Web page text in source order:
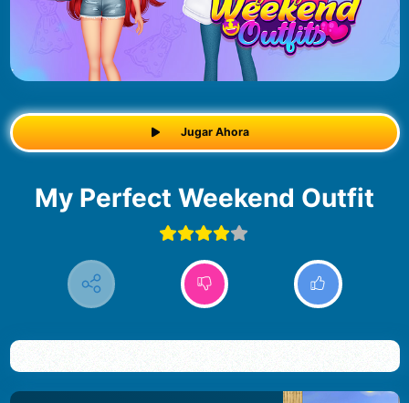
Jugar Ahora
My Perfect Weekend Outfit